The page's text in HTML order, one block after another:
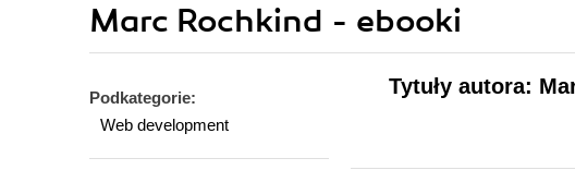
Marc Rochkind - ebooki
Podkategorie:
Web development
Tytuły autora: